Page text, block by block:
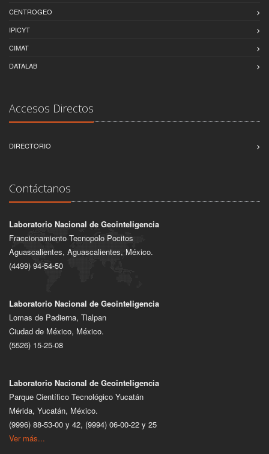
CENTROGEO
IPICYT
CIMAT
DATALAB
Accesos Directos
DIRECTORIO
Contáctanos
Laboratorio Nacional de Geointeligencia
Fraccionamiento Tecnopolo Pocitos
Aguascalientes, Aguascalientes, México.
(4499) 94-54-50
Laboratorio Nacional de Geointeligencia
Lomas de Padierna, Tlalpan
Ciudad de México, México.
(5526) 15-25-08
Laboratorio Nacional de Geointeligencia
Parque Científico Tecnológico Yucatán
Mérida, Yucatán, México.
(9996) 88-53-00 y 42, (9994) 06-00-22 y 25
Ver más...